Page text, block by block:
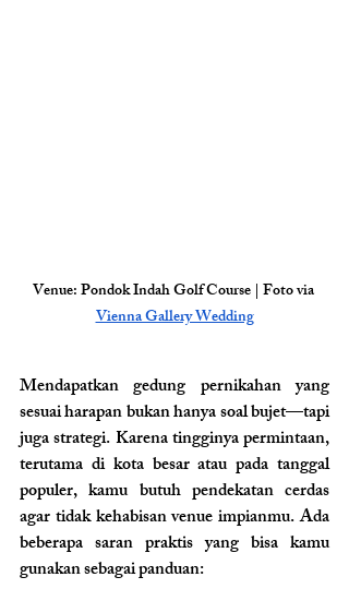
Venue: Pondok Indah Golf Course | Foto via
Vienna Gallery Wedding
Mendapatkan gedung pernikahan yang
sesuai harapan bukan hanya soal bujet—tapi
juga strategi. Karena tingginya permintaan,
terutama di kota besar atau pada tanggal
populer, kamu butuh pendekatan cerdas
agar tidak kehabisan venue impianmu. Ada
beberapa saran praktis yang bisa kamu
gunakan sebagai panduan: